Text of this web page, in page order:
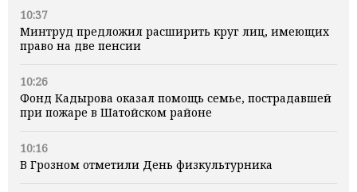
10:37
Минтруд предложил расширить круг лиц, имеющих
право на две пенсии
10:26
Фонд Кадырова оказал помощь семье, пострадавшей
при пожаре в Шатойском районе
10:16
В Грозном отметили День физкультурника